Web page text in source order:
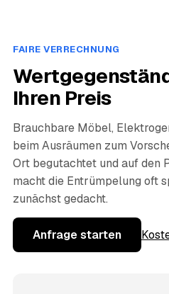
FAIRE VERRECHNUNG
Ihren Preis
Brauchbare Möbel,
beim Ausräumen zum
Ort begutachtet und auf den
macht die Entrümpelung oft
zunächst gedacht.
Anfrage starten